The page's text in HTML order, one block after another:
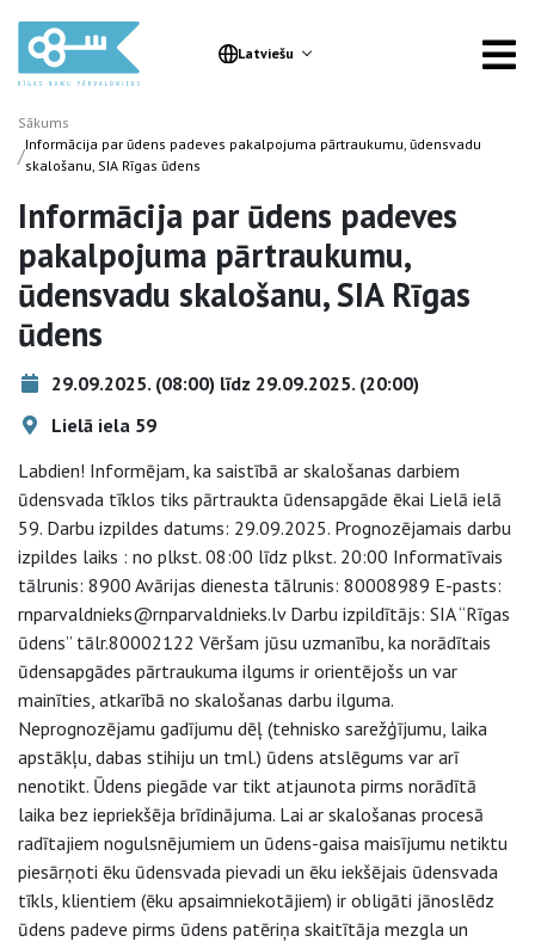
Latviešu
Sākums
/Informācija par ūdens padeves pakalpojuma pārtraukumu, ūdensvadu
skalošanu, SIA Rīgas ūdens
Informācija par ūdens padeves
pakalpojuma pārtraukumu,
ūdensvadu skalošanu, SIA Rīgas
ūdens
29.09.2025. (08:00) līdz 29.09.2025. (20:00)
Lielā iela 59
Labdien! Informējam, ka saistībā ar skalošanas darbiem
ūdensvada tīklos tiks pārtraukta ūdensapgāde ēkai Lielā ielā
59. Darbu izpildes datums: 29.09.2025. Prognozējamais darbu
izpildes laiks : no plkst. 08:00 līdz plkst. 20:00 Informatīvais
tālrunis: 8900 Avārijas dienesta tālrunis: 80008989 E-pasts:
rnparvaldnieks@rnparvaldnieks.lv Darbu izpildītājs: SIA “Rīgas
ūdens” tālr.80002122 Vēršam jūsu uzmanību, ka norādītais
ūdensapgādes pārtraukuma ilgums ir orientējošs un var
mainīties, atkarībā no skalošanas darbu ilguma.
Neprognozējamu gadījumu dēļ (tehnisko sarežģījumu, laika
apstākļu, dabas stihiju un tml.) ūdens atslēgums var arī
nenotikt. Ūdens piegāde var tikt atjaunota pirms norādītā
laika bez iepriekšēja brīdinājuma. Lai ar skalošanas procesā
radītajiem nogulsnējumiem un ūdens-gaisa maisījumu netiktu
piesārņoti ēku ūdensvada pievadi un ēku iekšējais ūdensvada
tīkls, klientiem (ēku apsaimniekotājiem) ir obligāti jānoslēdz
ūdens padeve pirms ūdens patēriņa skaitītāja mezgla un